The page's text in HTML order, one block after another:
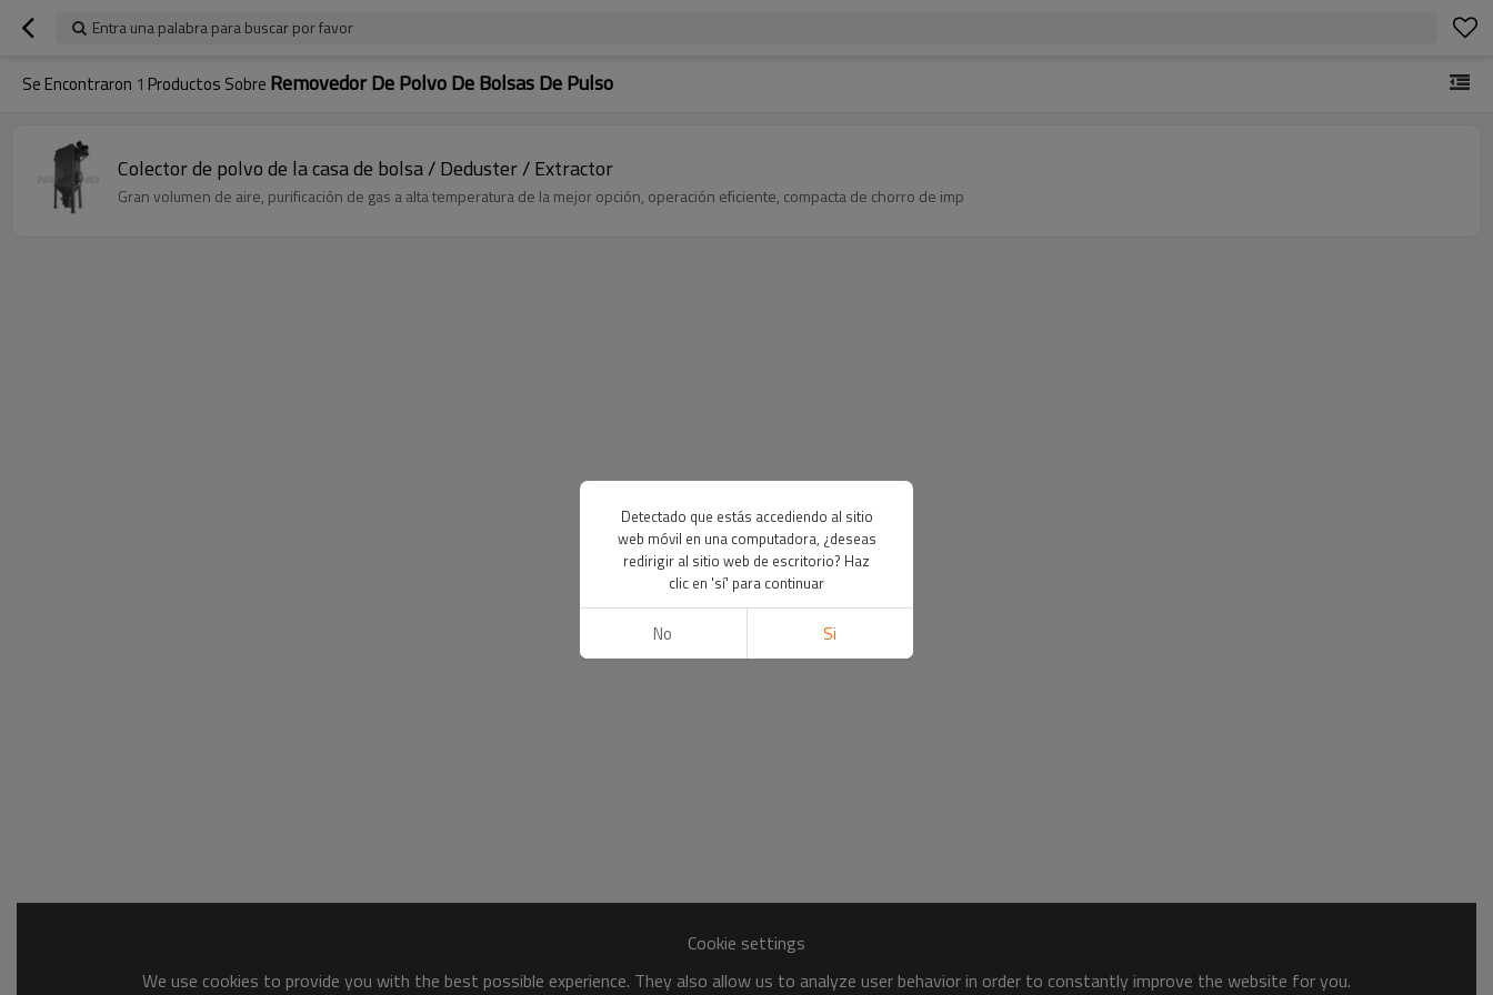
Entra una palabra para buscar por favor
Se Encontraron 1 Productos Sobre Removedor De Polvo De Bolsas De Pulso
Colector de polvo de la casa de bolsa / Deduster / Extractor
Gran volumen de aire, purificación de gas a alta temperatura de la mejor opción, operación eficiente, compacta de chorro de imp
Cookie settings
We use cookies to provide you with the best possible experience. They also allow us to analyze user behavior in order to constantly improve the website for you.
Detectado que estás accediendo al sitio
web móvil en una computadora, ¿deseas
redirigir al sitio web de escritorio? Haz
clic en 'sí' para continuar
No Si